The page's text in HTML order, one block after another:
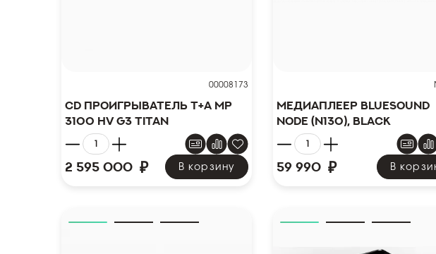
00008173
CD проигрыватель T+A MP
3100 HV G3 Titan
2 595 000 ₽ В корзину
Медиаплеер Bluesound
NODE (N130), black
59 990 ₽ В